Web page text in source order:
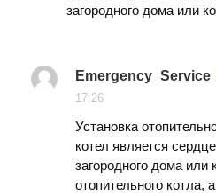
загородного дома или
Emergency_Service
17:26
Установка
котел является
загородного дома или
отопительного котла,